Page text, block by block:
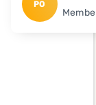
PO